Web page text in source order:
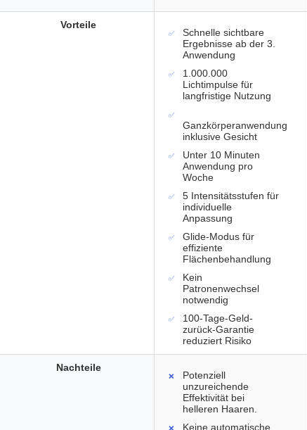
Schnelle sichtbare
Ergebnisse ab der 3.
Anwendung
1.000.000
Lichtimpulse für
langfristige Nutzung
Ganzkörperanwendung
inklusive Gesicht
Unter 10 Minuten
Anwendung pro
Woche
5 Intensitätsstufen für
individuelle
Anpassung
Glide-Modus für
effiziente
Flächenbehandlung
Kein
Patronenwechsel
notwendig
100-Tage-Geld-
zurück-Garantie
reduziert Risiko
Potenziell
unzureichende
Effektivität bei
helleren Haaren.
Keine automatische
Vorteile
Nachteile